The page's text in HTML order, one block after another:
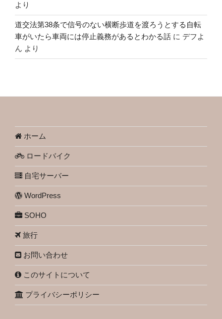
より
道交法第38条で信号のない横断歩道を渡ろうとする自転
車がいたら車両には停止義務があるとわかる話 に デフよ
ん より
ホーム
ロードバイク
自宅サーバー
WordPress
SOHO
旅行
お問い合わせ
このサイトについて
プライバシーポリシー